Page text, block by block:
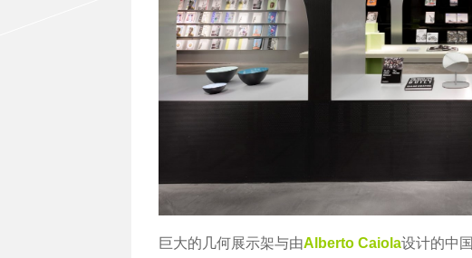
巨大的几何展示架与由Alberto Caiola设计的中国